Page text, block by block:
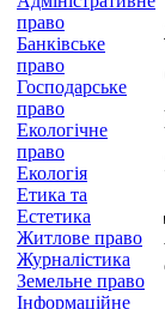
право
Банківське
право
Господарське
право
Екологічне
право
Екологія
Етика та
Естетика
Житлове право
Журналістика
Земельне право
Інформаційне